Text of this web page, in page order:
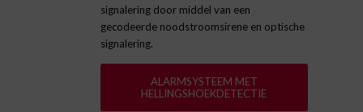
signalering door middel van een
gecodeerde noodstroomsirene en optische
signalering.
ALARMSYSTEEM MET
HELLINGSHOEKDETECTIE